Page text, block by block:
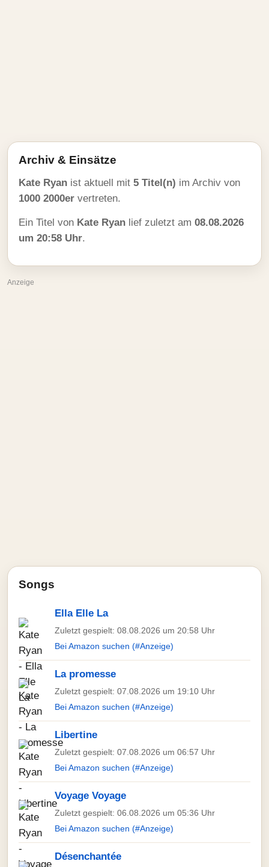
Archiv & Einsätze
Kate Ryan ist aktuell mit 5 Titel(n) im Archiv von
1000 2000er vertreten.
Ein Titel von Kate Ryan lief zuletzt am 08.08.2026
um 20:58 Uhr.
Anzeige
Songs
Ella Elle La
Zuletzt gespielt: 08.08.2026 um 20:58 Uhr
Bei Amazon suchen (#Anzeige)
La promesse
Zuletzt gespielt: 07.08.2026 um 19:10 Uhr
Bei Amazon suchen (#Anzeige)
Libertine
Zuletzt gespielt: 07.08.2026 um 06:57 Uhr
Bei Amazon suchen (#Anzeige)
Voyage Voyage
Zuletzt gespielt: 06.08.2026 um 05:36 Uhr
Bei Amazon suchen (#Anzeige)
Désenchantée